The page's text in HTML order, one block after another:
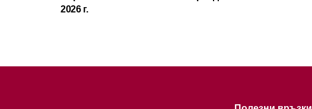
2026 г.